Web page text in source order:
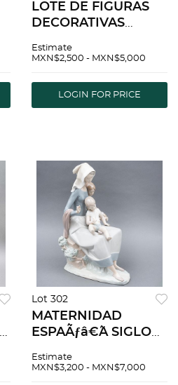
LOTE DE FIGURAS
DECORATIVAS
Elaboradas en pasta
Capodimonte
Firmadas Giuseppe
Estimate
MXN$2,500 - MXN$5,000
LOGIN FOR PRICE
Lot 302
MATERNIDAD
ESPAÃƒâ€˜A SIGLO
porcelana acabado
Estimate
MXN$3,200 - MXN$7,000